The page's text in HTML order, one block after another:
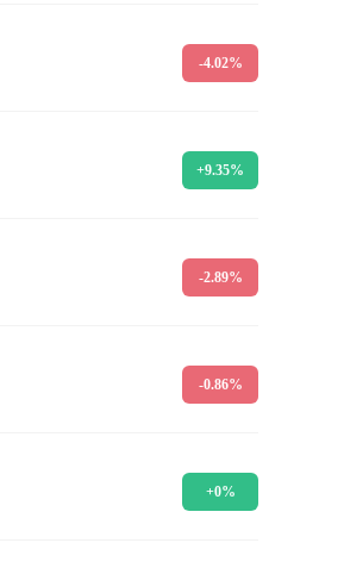
-4.02%
+9.35%
-2.89%
-0.86%
+0%